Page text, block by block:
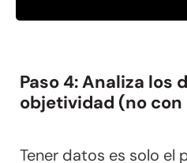
Paso 4: Analiza los
objetividad (no
Tener datos es solo el